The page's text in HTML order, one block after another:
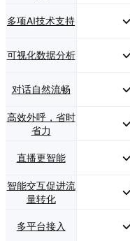
多项AI技术支持
可视化数据分析
对话自然流畅
高效外呼，省时
省力
直播更智能
智能交互促进流
量转化
多平台接入